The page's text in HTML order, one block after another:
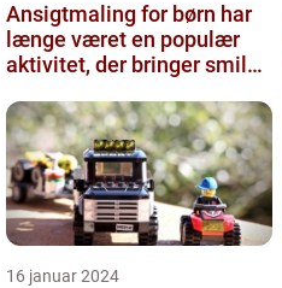
Ansigtmaling for børn har
længe været en populær
aktivitet, der bringer smil
16 januar 2024